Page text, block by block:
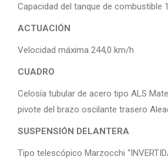
Capacidad del tanque de combustible
ACTUACIÓN
Velocidad máxima 244,0 km/h
CUADRO
Celosía tubular de acero tipo ALS
pivote del brazo oscilante trasero
SUSPENSIÓN DELANTERA
Tipo telescópico Marzocchi